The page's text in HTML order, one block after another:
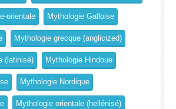
orientale Mythologie Galloise
Mythologie grecque (anglicized)
(latinisé) Mythologie Hindoue
Mythologie Nordique
Mythologie orientale (hellénisé)